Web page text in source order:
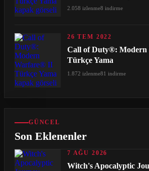
2.058 izlenme8 indirme
26 TEM 2022
Call of Duty®:
Türkçe Yama
1.872 izlenme81 indirme
GÜNCEL
Son Eklenenler
7 AĞU 2026
Witch's Apocalyptic